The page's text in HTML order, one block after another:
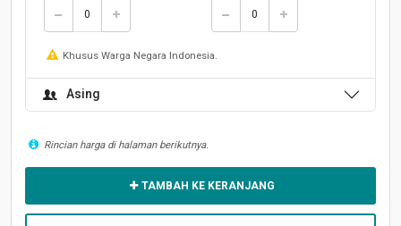
Khusus Warga Negara Indonesia.
Asing
Rincian harga di halaman berikutnya.
TAMBAH KE KERANJANG